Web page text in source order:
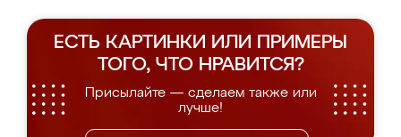
ЕСТЬ КАРТИНКИ ИЛИ ПРИМЕРЫ
ТОГО, ЧТО НРАВИТСЯ?
Присылайте — сделаем также или
лучше!